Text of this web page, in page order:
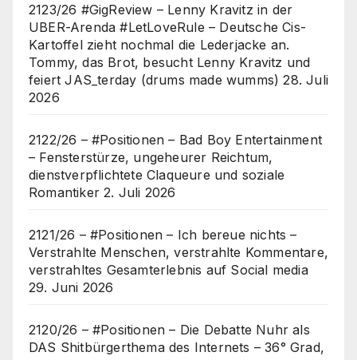
2123/26 #GigReview – Lenny Kravitz in der
UBER-Arenda #LetLoveRule – Deutsche Cis-
Kartoffel zieht nochmal die Lederjacke an.
Tommy, das Brot, besucht Lenny Kravitz und
feiert JAS_terday (drums made wumms) 28. Juli
2026
2122/26 – #Positionen – Bad Boy Entertainment
– Fensterstürze, ungeheurer Reichtum,
dienstverpflichtete Claqueure und soziale
Romantiker 2. Juli 2026
2121/26 – #Positionen – Ich bereue nichts –
Verstrahlte Menschen, verstrahlte Kommentare,
verstrahltes Gesamterlebnis auf Social media
29. Juni 2026
2120/26 – #Positionen – Die Debatte Nuhr als
DAS Shitbürgerthema des Internets – 36° Grad,